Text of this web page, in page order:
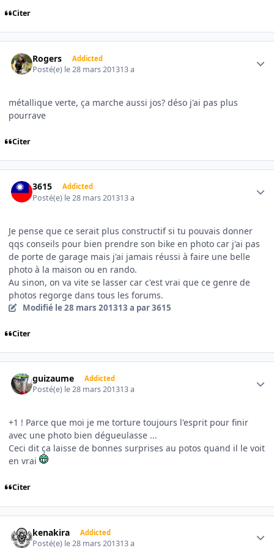
Citer
Rogers Addicted
Posté(e) le 28 mars 201313 a
métallique verte, ça marche aussi jos? déso j'ai pas plus
pourrave
Citer
3615 Addicted
Posté(e) le 28 mars 201313 a
Je pense que ce serait plus constructif si tu pouvais donner
qqs conseils pour bien prendre son bike en photo car j'ai pas
de porte de garage mais j'ai jamais réussi à faire une belle
photo à la maison ou en rando.
Au sinon, on va vite se lasser car c'est vrai que ce genre de
photos regorge dans tous les forums.
Modifié le 28 mars 201313 a par 3615
Citer
guizaume Addicted
Posté(e) le 28 mars 201313 a
+1 ! Parce que moi je me torture toujours l'esprit pour finir
avec une photo bien dégueulasse ...
Ceci dit ça laisse de bonnes surprises au potos quand il le voit
en vrai
Citer
kenakira Addicted
Posté(e) le 28 mars 201313 a